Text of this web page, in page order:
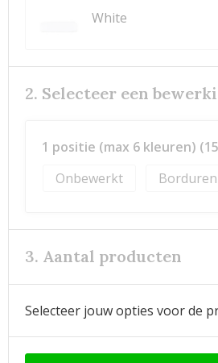
White
2. Selecteer een
1 positie (max 6 kleuren)
Onbewerkt
Borduren
3. Aantal producten
Selecteer jouw opties voor de